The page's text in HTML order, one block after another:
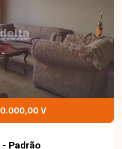
V
Padrão